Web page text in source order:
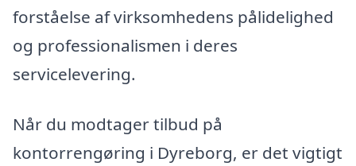
forståelse af virksomhedens pålidelighed
og professionalismen i deres
servicelevering.
Når du modtager tilbud på
kontorrengøring i Dyreborg, er det vigtigt